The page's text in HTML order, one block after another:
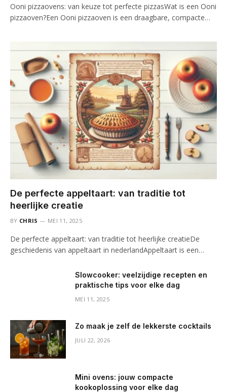
Ooni pizzaovens: van keuze tot perfecte pizzasWat is een Ooni
pizzaoven?Een Ooni pizzaoven is een draagbare, compacte…
De perfecte appeltaart: van traditie tot
heerlijke creatie
BY CHRIS MEI 11, 2025
De perfecte appeltaart: van traditie tot heerlijke creatieDe
geschiedenis van appeltaart in nederlandAppeltaart is een…
Slowcooker: veelzijdige recepten en
praktische tips voor elke dag
MEI 11, 2025
Zo maak je zelf de lekkerste cocktails
JULI 22, 2026
Mini ovens: jouw compacte
kookoplossing voor elke dag